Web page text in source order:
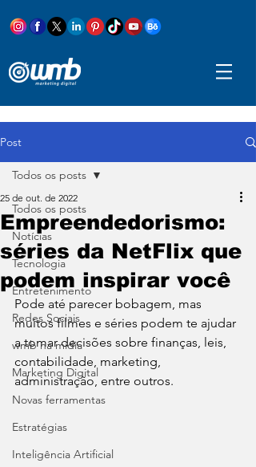
Post
Todos os posts
Notícias
Tecnologia
Entretenimento
Redes Sociais
wmb na mídia
Marketing Digital
Novas ferramentas
Estratégias
Inteligência Artificial
Todos os posts
Empreendedorismo:
séries da NetFlix que
podem inspirar você
25 de out. de 2022
Pode até parecer bobagem, mas
muitos filmes e séries podem te ajudar
a tomar decisões sobre finanças, leis,
contabilidade, marketing,
administração, entre outros.